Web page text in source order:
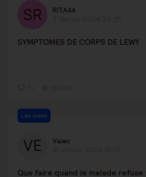
RITA44
SYMPTOMES DE CORPS DE LEWY
Les soins
Valec
Que faire quand le malade